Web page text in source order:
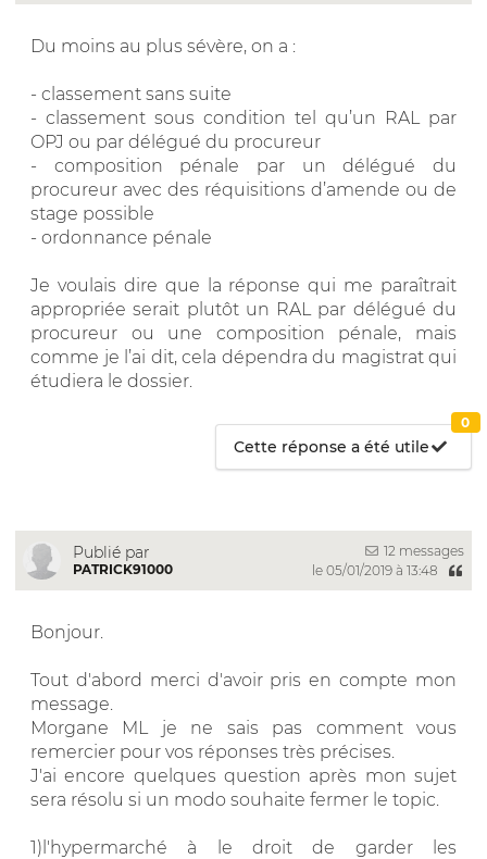
Du moins au plus sévère, on a :
- classement sans suite
- classement sous condition tel qu’un RAL par
OPJ ou par délégué du procureur
- composition pénale par un délégué du
procureur avec des réquisitions d’amende ou de
stage possible
- ordonnance pénale
Je voulais dire que la réponse qui me paraîtrait
appropriée serait plutôt un RAL par délégué du
procureur ou une composition pénale, mais
comme je l’ai dit, cela dépendra du magistrat qui
étudiera le dossier.
Cette réponse a été utile
0
Publié par
PATRICK91000
12 messages
le 05/01/2019 à 13:48
Bonjour.
Tout d'abord merci d'avoir pris en compte mon
message.
Morgane ML je ne sais pas comment vous
remercier pour vos réponses très précises.
J'ai encore quelques question après mon sujet
sera résolu si un modo souhaite fermer le topic.
1)l'hypermarché à le droit de garder les